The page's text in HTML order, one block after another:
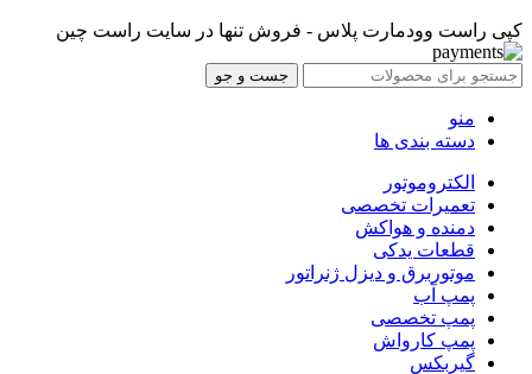
کپی راست وودمارت پلاس - فروش تنها در سایت راست چین
جست و جو
منو
دسته بندی ها
الکتروموتور
تعمیرات تخصصی
دمنده و هواکش
قطعات یدکی
موتوربرق و دیزل ژنراتور
پمپ آب
پمپ تخصصی
پمپ کارواش
گیربکس